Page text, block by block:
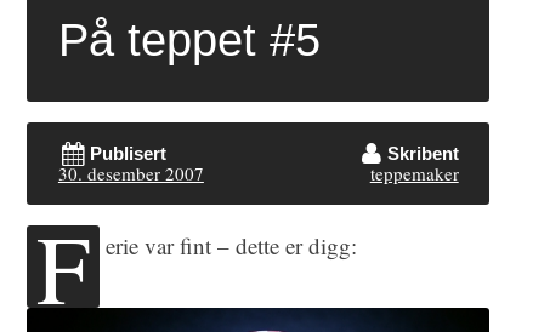
På teppet #5
Publisert
30. desember 2007
Skribent
teppemaker
F erie var fint – dette er digg: